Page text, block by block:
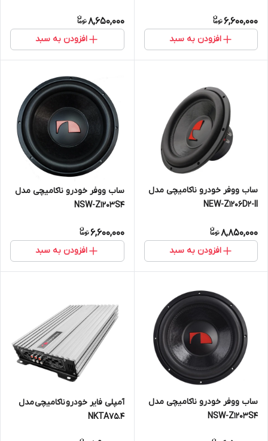
6,600,000
افزودن به سبد
8,650,000
افزودن به سبد
ساب ووفر خودرو ناکامیچی مدل
NEW-Z1206D2-II
8,850,000
افزودن به سبد
ساب ووفر خودرو ناکامیچی مدل
NSW-Z1203S4
6,600,000
افزودن به سبد
ساب ووفر خودرو ناکامیچی مدل
NSW-Z1203S4
آمپلی فایر خودرو ناکامیچی مدل
NKTA75.4